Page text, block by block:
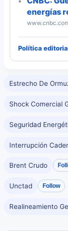
energías
Política
Estrecho De
Shock Comercial
Seguridad
Interrupción
Brent Crudo
Unctad Follow
Realineamiento